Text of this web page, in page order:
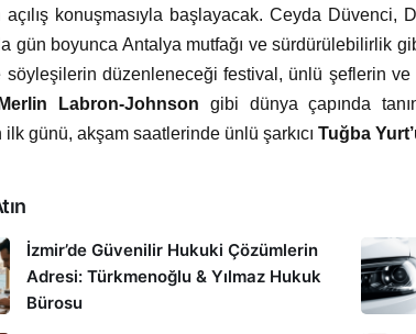
açılış konuşmasıyla başlayacak. Ceyda
gün boyunca Antalya mutfağı ve sürdürülebilirlik
söyleşilerin düzenleneceği festival, ünlü şeflerin ve
Labron-Johnson gibi dünya çapında
ilk günü, akşam saatlerinde ünlü şarkıcıTuğba
İzmir’de Güvenilir Hukuki Çözümlerin
Adresi: Türkmenoğlu & Yılmaz Hukuk
Bürosu